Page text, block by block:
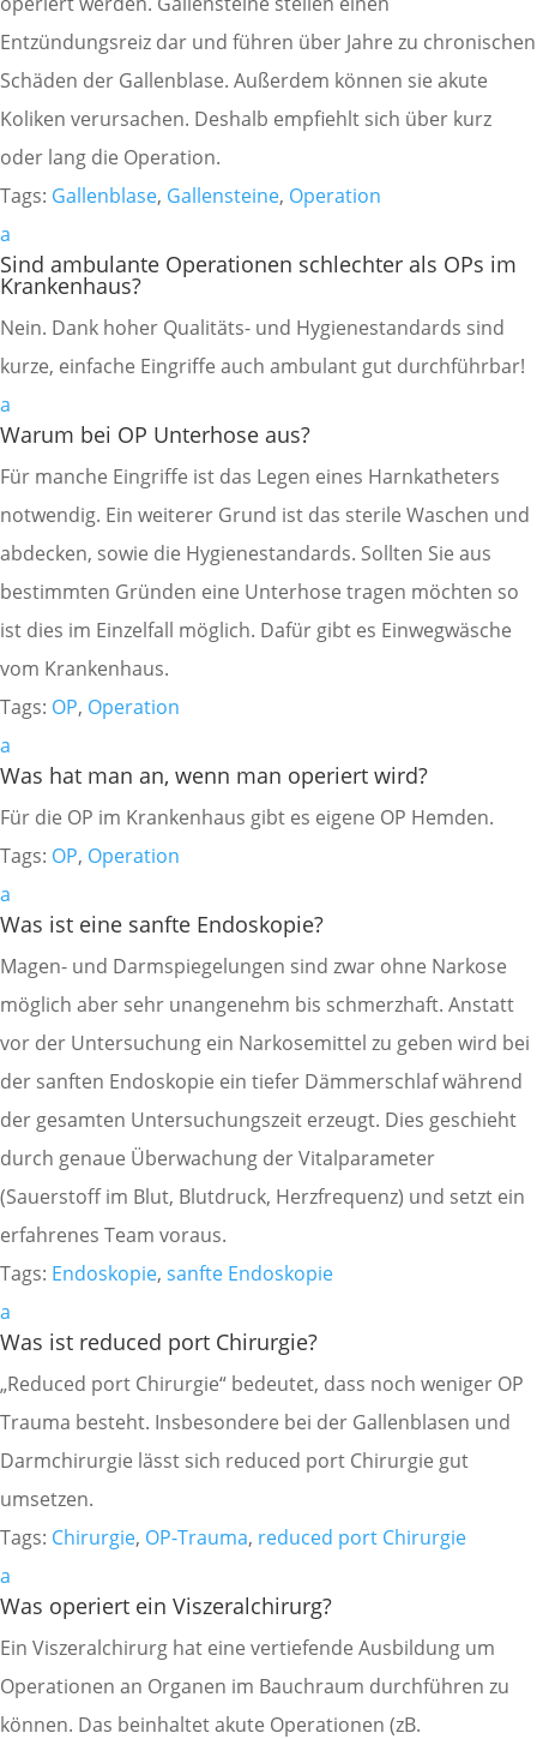
Entzündungsreiz dar und führen über Jahre zu chronischen
Schäden der Gallenblase. Außerdem können sie akute
Koliken verursachen. Deshalb empfiehlt sich über kurz
oder lang die Operation.
Tags: Gallenblase, Gallensteine, Operation
a
Sind ambulante Operationen schlechter als OPs im
Krankenhaus?
Nein. Dank hoher Qualitäts- und Hygienestandards sind
kurze, einfache Eingriffe auch ambulant gut durchführbar!
a
Warum bei OP Unterhose aus?
Für manche Eingriffe ist das Legen eines Harnkatheters
notwendig. Ein weiterer Grund ist das sterile Waschen und
abdecken, sowie die Hygienestandards. Sollten Sie aus
bestimmten Gründen eine Unterhose tragen möchten so
ist dies im Einzelfall möglich. Dafür gibt es Einwegwäsche
vom Krankenhaus.
Tags: OP, Operation
a
Was hat man an, wenn man operiert wird?
Für die OP im Krankenhaus gibt es eigene OP Hemden.
Tags: OP, Operation
a
Was ist eine sanfte Endoskopie?
Magen- und Darmspiegelungen sind zwar ohne Narkose
möglich aber sehr unangenehm bis schmerzhaft. Anstatt
vor der Untersuchung ein Narkosemittel zu geben wird bei
der sanften Endoskopie ein tiefer Dämmerschlaf während
der gesamten Untersuchungszeit erzeugt. Dies geschieht
durch genaue Überwachung der Vitalparameter
(Sauerstoff im Blut, Blutdruck, Herzfrequenz) und setzt ein
erfahrenes Team voraus.
Tags: Endoskopie, sanfte Endoskopie
a
Was ist reduced port Chirurgie?
„Reduced port Chirurgie“ bedeutet, dass noch weniger OP
Trauma besteht. Insbesondere bei der Gallenblasen und
Darmchirurgie lässt sich reduced port Chirurgie gut
umsetzen.
Tags: Chirurgie, OP-Trauma, reduced port Chirurgie
a
Was operiert ein Viszeralchirurg?
Ein Viszeralchirurg hat eine vertiefende Ausbildung um
Operationen an Organen im Bauchraum durchführen zu
können. Das beinhaltet akute Operationen (zB.